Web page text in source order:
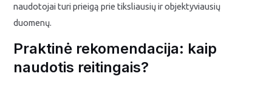
naudotojai turi prieigą prie tiksliausių ir objektyviausių
duomenų.
Praktinė rekomendacija: kaip
naudotis reitingais?